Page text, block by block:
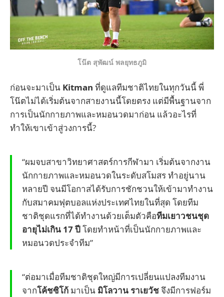
โน๊ต สุพัฒน์ พลยุทธภูมิ
ก่อนจะมาเป็น Kitman ที่ดูแลทีมชาติไทยในทุกวันนี้ พี่
โน๊ตไม่ได้เริ่มต้นจากสายงานนี้โดยตรง แต่มีพื้นฐานจาก
การเป็นนักกายภาพและหมอนวดมาก่อน แล้วอะไรที่
ทำให้เขาเข้าสู่วงการนี้?
“ผมจบสาขาวิทยาศาสตร์การกีฬามา เริ่มต้นจากงาน
นักกายภาพและหมอนวดในระดับสโมสร ทำอยู่นาน
หลายปี จนมีโอกาสได้รับการชักชวนให้เข้ามาทำงาน
กับสมาคมฟุตบอลแห่งประเทศไทยในที่สุด โดยทีม
ชาติชุดแรกที่ได้ทำงานด้วยเต็มตัวคือทีมเยาวชนชุด
อายุไม่เกิน 17 ปีโดยทำหน้าที่เป็นนักกายภาพและ
หมอนวดประจำทีม”
“ต่อมาเมื่อทีมชาติชุดใหญ่มีการเปลี่ยนแปลงทีมงาน
จากโค้ชซิโก้ มาเป็น มิโลวาน ราเยวัชจึงมีการฟอร์ม